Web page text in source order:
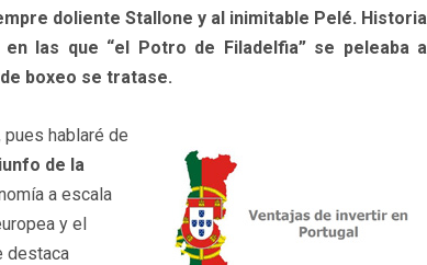
doliente Stallone y al inimitable Pelé. Historia
las que “el Potro de Filadelfia” se peleaba a
boxeo se tratase.
hablaré de
de la
a escala
y el
destaca